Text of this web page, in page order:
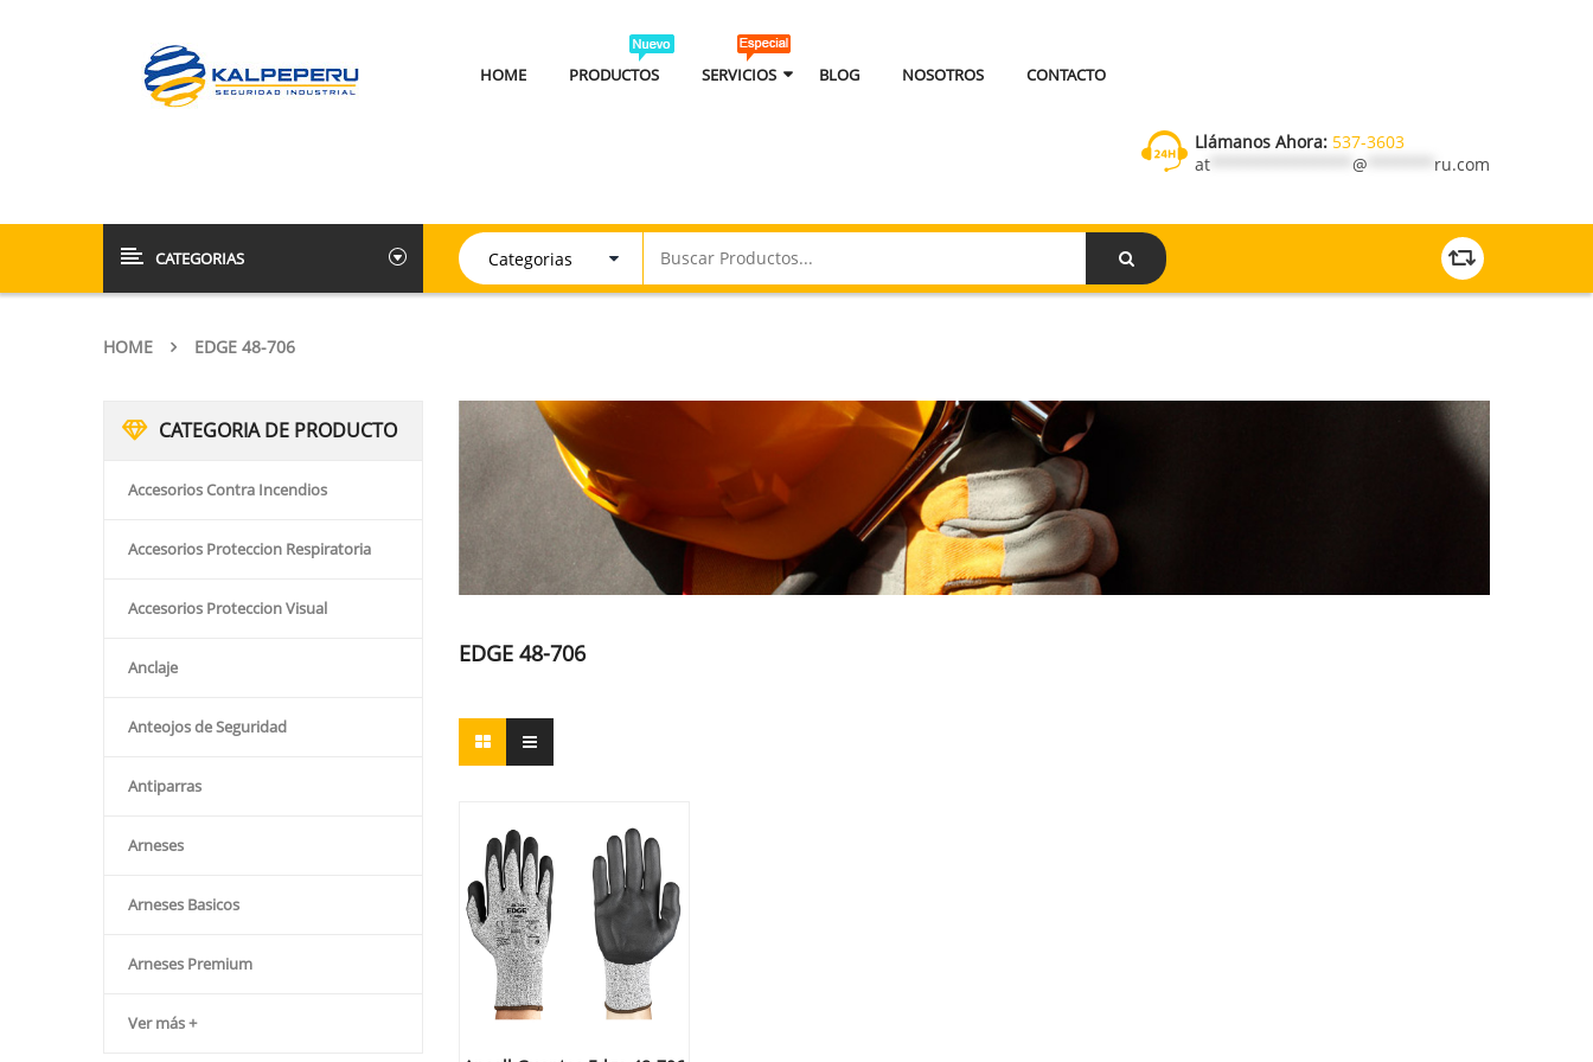
HOME PRODUCTOS SERVICIOS BLOG NOSOTROS CONTACTO
Llámanos Ahora: 537-3603
at
@ ru.com
CATEGORIAS
HOME EDGE 48-706
CATEGORIA DE PRODUCTO
Accesorios Contra Incendios
Accesorios Proteccion Respiratoria
Accesorios Proteccion Visual
Anclaje
Anteojos de Seguridad
Antiparras
Arneses
Arneses Basicos
Arneses Premium
Ver más +
EDGE 48-706